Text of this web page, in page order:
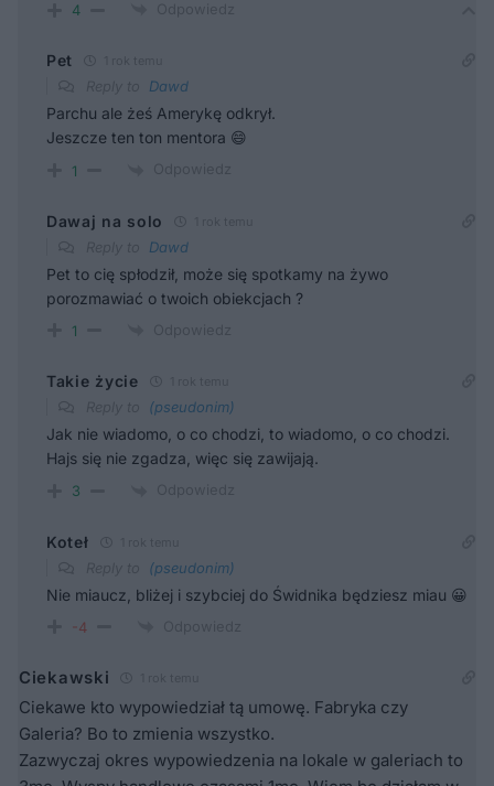
4
Pet
Dawd
Parchu ale żeś Amerykę odkrył.
Jeszcze ten ton mentora 😄
1
Dawaj na solo
Dawd
Pet to cię spłodził, może się spotkamy na żywo
porozmawiać o twoich obiekcjach ?
1
Takie życie
(pseudonim)
Jak nie wiadomo, o co chodzi, to wiadomo, o co chodzi.
Hajs się nie zgadza, więc się zawijają.
3
Koteł
(pseudonim)
Nie miaucz, bliżej i szybciej do Świdnika będziesz miau 😀
-4
Ciekawski
Ciekawe kto wypowiedział tą umowę. Fabryka czy
Galeria? Bo to zmienia wszystko.
Zazwyczaj okres wypowiedzenia na lokale w galeriach to